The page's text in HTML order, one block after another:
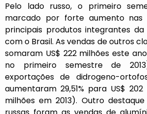
Pelo lado russo, o primeiro
marcado por forte aumento nas
principais produtos integrantes
com o Brasil. As vendas de outros
somaram US$ 222 milhões este
no primeiro semestre de
exportações de didrogeno-
aumentaram 29,51% para US$ 202
milhões em 2013). Outro